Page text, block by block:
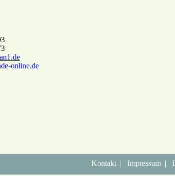
online.de
Kontakt | Impressum |